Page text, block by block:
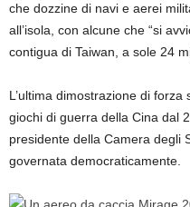
che dozzine di navi e aerei
all’isola, con alcune che “si
contigua di Taiwan, a sole 24
L’ultima dimostrazione di
giochi di guerra della Cina dal
presidente della Camera degli
governata democraticamente.